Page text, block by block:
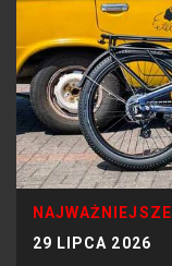
NAJWAŻNIEJSZE
29 LIPCA 2026